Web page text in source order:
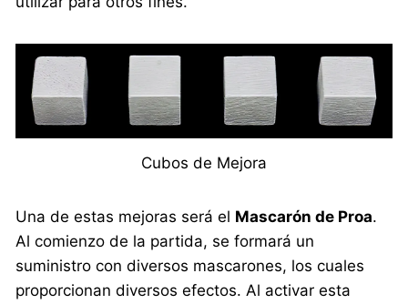
Cubos de Mejora
Una de estas mejoras será el Mascarón de Proa.
Al comienzo de la partida, se formará un
suministro con diversos mascarones, los cuales
proporcionan diversos efectos. Al activar esta